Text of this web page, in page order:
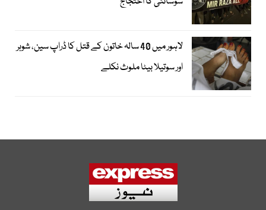
لاہور میں 40 سالہ خاتون کے قتل کا ڈراپ سین، شوہر
اور سوتیلا بیٹا ملوث نکلے